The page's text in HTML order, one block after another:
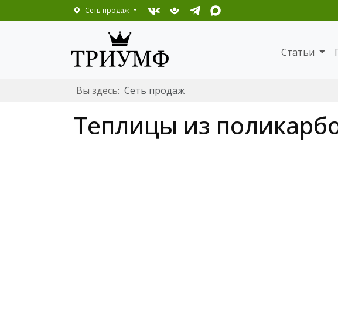
Сеть продаж
Статьи
Вы здесь: Сеть продаж
Теплицы из